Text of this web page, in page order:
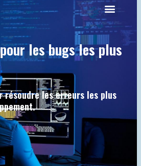
Menu
les bugs les plus
résoudre les erreurs les plus